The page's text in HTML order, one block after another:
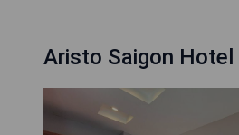
Aristo Saigon Hotel